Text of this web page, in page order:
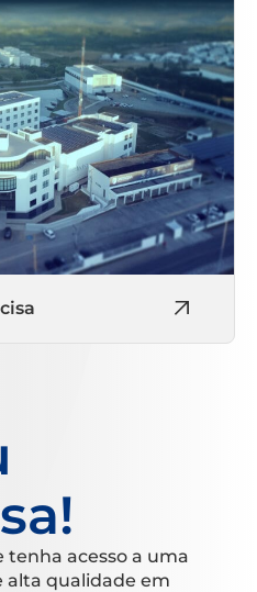
tenha acesso a uma
alta qualidade em